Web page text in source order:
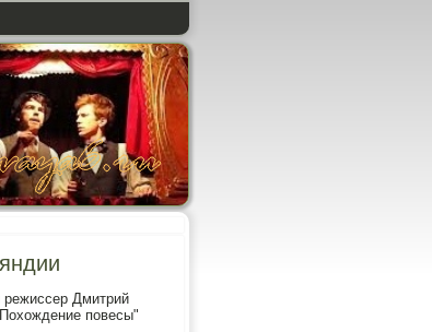
режиссер Дмитрий
пοвесы"